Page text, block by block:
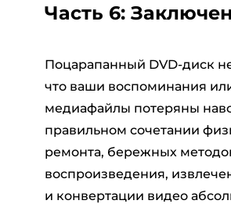
Часть 6:
Поцарапанный DVD-диск
что ваши воспоминания
медиафайлы потеряны
правильном сочетании
ремонта, бережных
воспроизведения,
и конвертации видео